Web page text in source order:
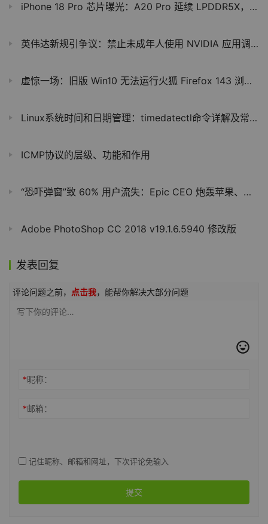
iPhone 18 Pro 芯片曝光：A20 Pro 延续 LPDDR5X，通过 6 通道架构提升带宽
英伟达新规引争议：禁止未成年人使用 NVIDIA 应用调整显卡设置
虚惊一场：旧版 Win10 无法运行火狐 Firefox 143 浏览器确认为 Bug
Linux系统时间和日期管理：timedatectl命令详解及常见操作
ICMP协议的层级、功能和作用
“恐吓弹窗”致 60% 用户流失：Epic CEO 炮轰苹果、谷歌，称其“黑帮式运营”
Adobe PhotoShop CC 2018 v19.1.6.5940 修改版
发表回复
评论问题之前， 点击我，能帮你解决大部分问题
*昵称：
*邮箱：
记住昵称、邮箱和网址，下次评论免输入
提交